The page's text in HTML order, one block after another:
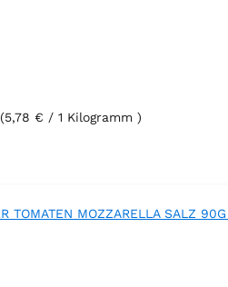
(5,78 € / 1 Kilogramm )